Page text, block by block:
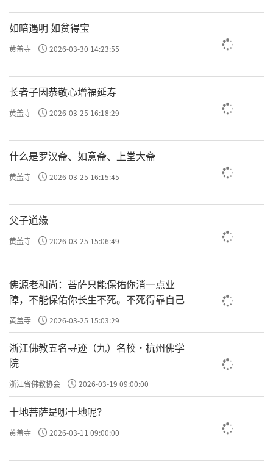
如暗遇明 如贫得宝
黄盖寺 2026-03-30 14:23:55
长者子因恭敬心增福延寿
黄盖寺 2026-03-25 16:18:29
什么是罗汉斋、如意斋、上堂大斋
黄盖寺 2026-03-25 16:15:45
父子道缘
黄盖寺 2026-03-25 15:06:49
佛源老和尚：菩萨只能保佑你消一点业
障，不能保佑你长生不死。不死得靠自己
黄盖寺 2026-03-25 15:03:29
浙江佛教五名寻迹（九）名校·杭州佛学
院
浙江省佛教协会 2026-03-19 09:00:00
十地菩萨是哪十地呢？
黄盖寺 2026-03-11 09:00:00